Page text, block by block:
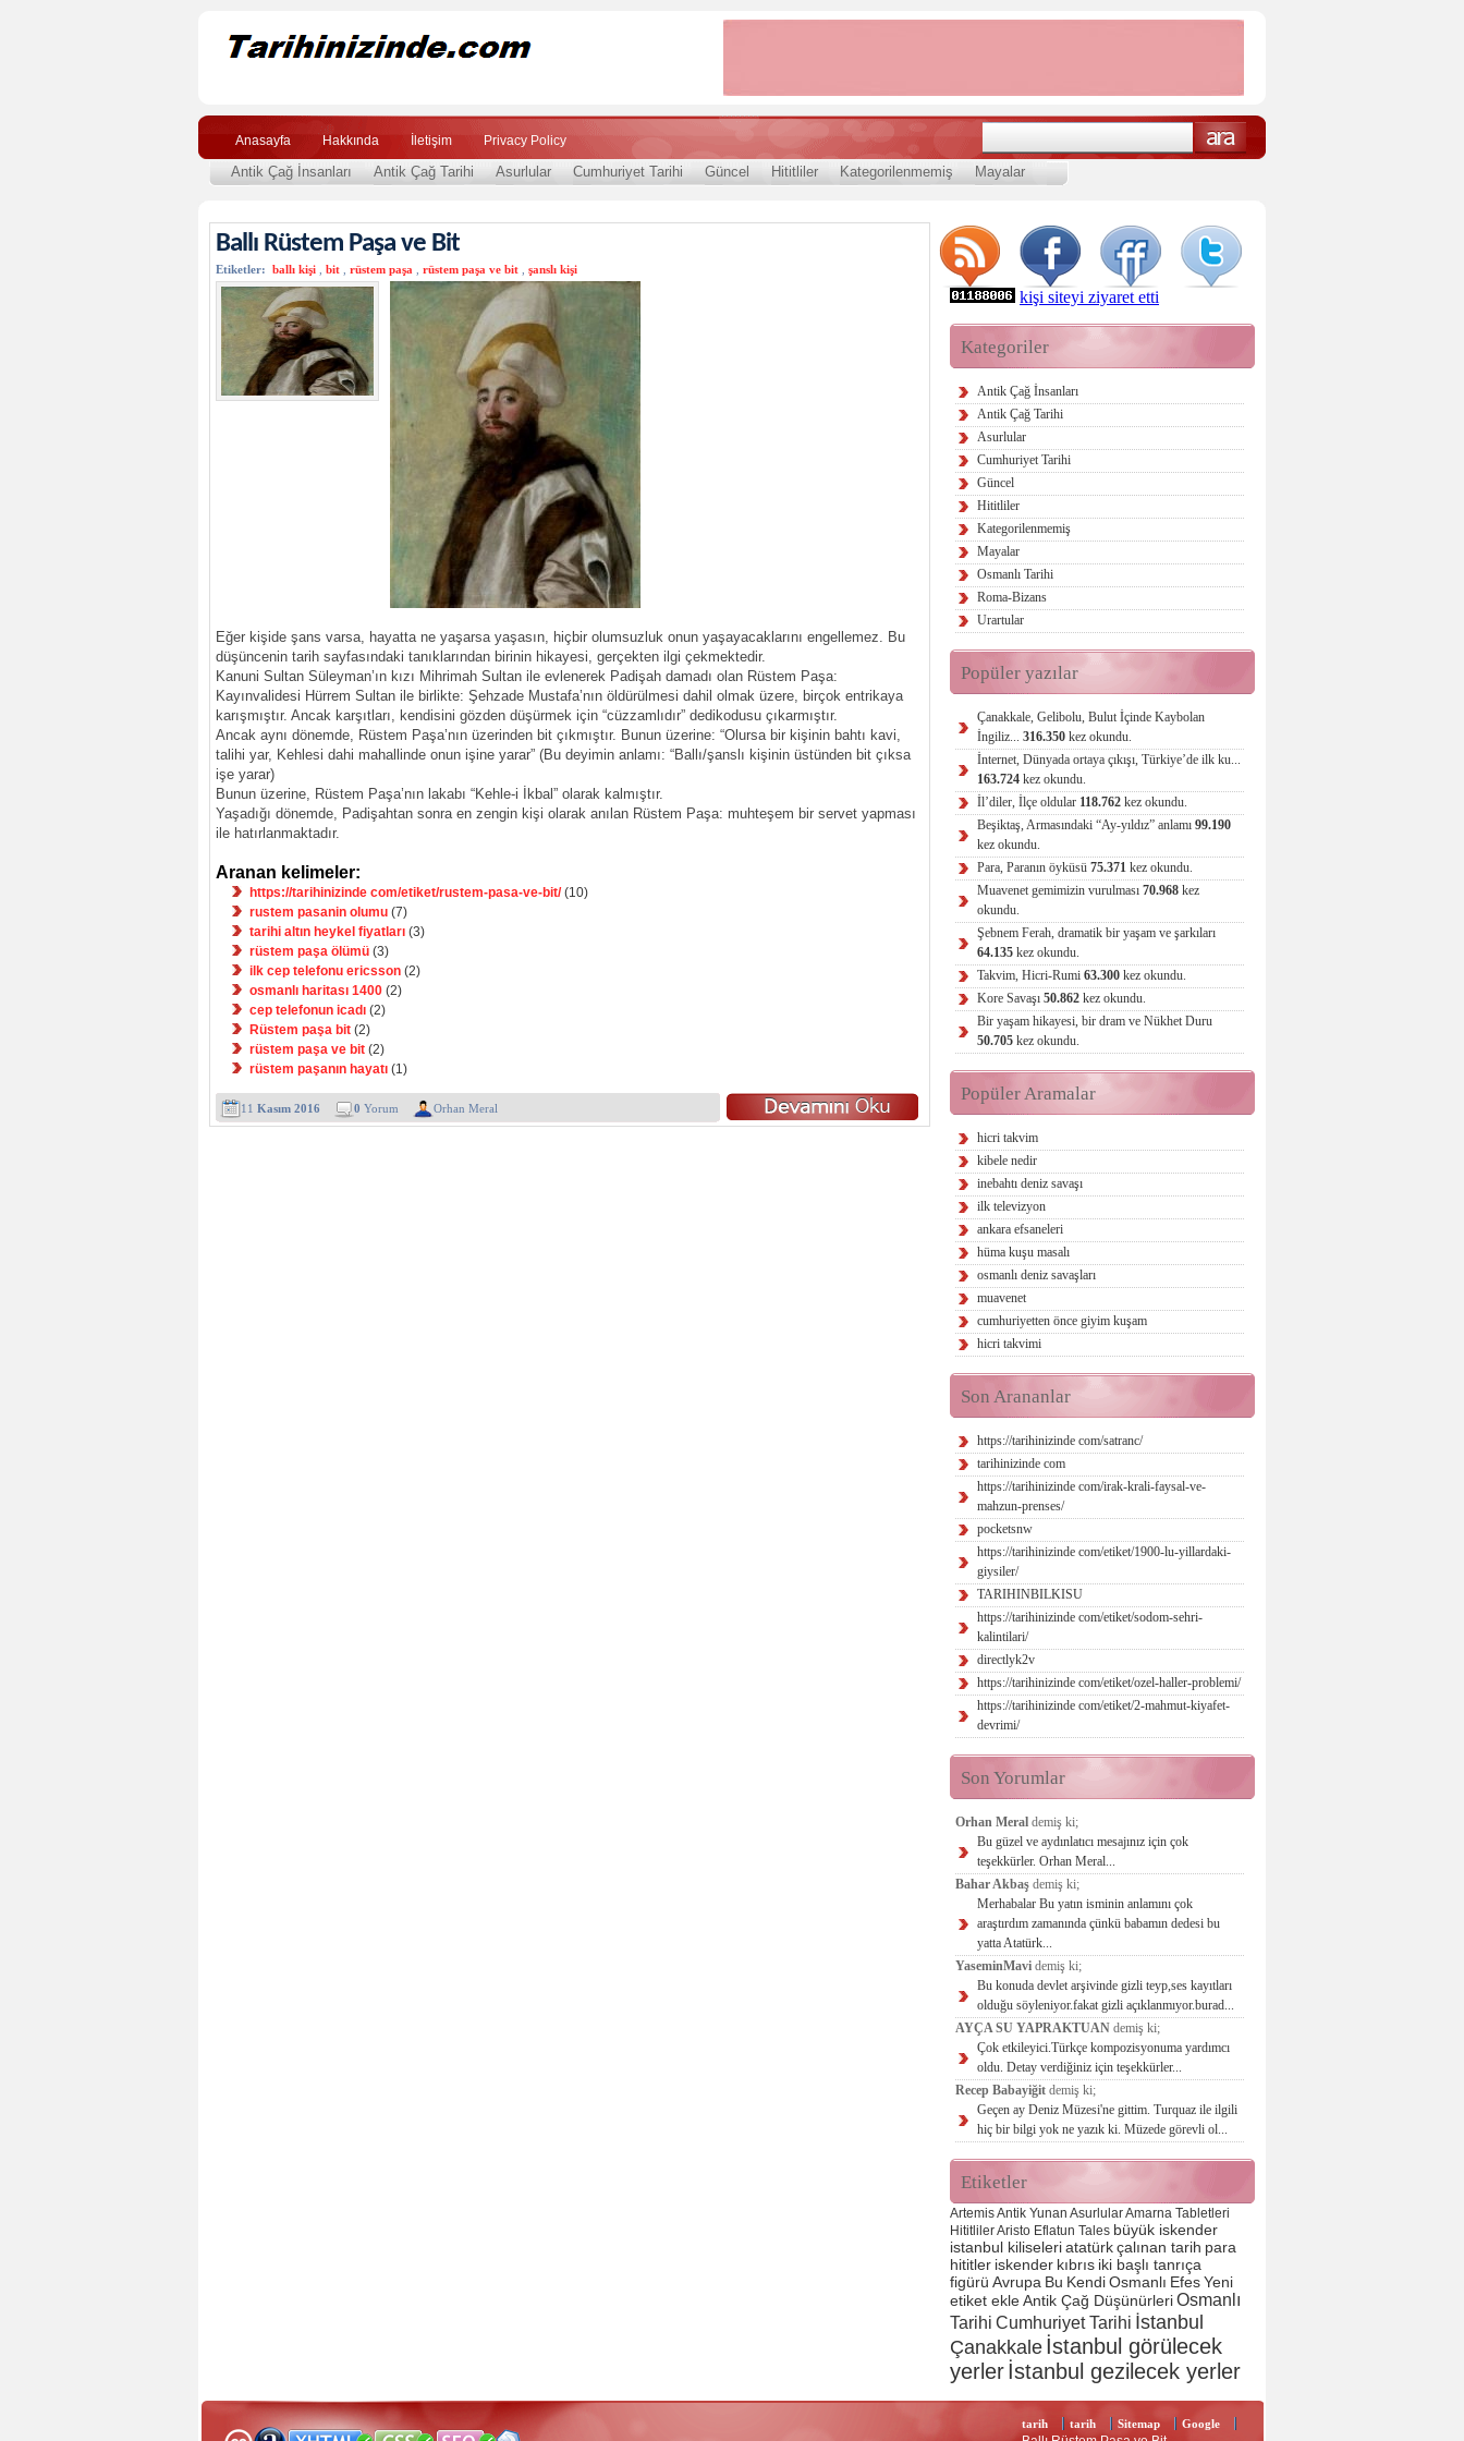
Anasayfa Hakkında İletişim Privacy Policy
Antik Çağ İnsanları Antik Çağ Tarihi Asurlular Cumhuriyet Tarihi Güncel Hititliler Kategorilenmemiş Mayalar
Ballı Rüstem Paşa ve Bit
Etiketler: ballı kişi bit rüstem paşa rüstem paşa ve bit şanslı kişi
Eğer kişide şans varsa, hayatta ne yaşarsa yaşasın, hiçbir olumsuzluk onun yaşayacaklarını engellemez. Bu
düşüncenin tarih sayfasındaki tanıklarından birinin hikayesi, gerçekten ilgi çekmektedir.
Kanuni Sultan Süleyman’ın kızı Mihrimah Sultan ile evlenerek Padişah damadı olan Rüstem Paşa:
Kayınvalidesi Hürrem Sultan ile birlikte: Şehzade Mustafa’nın öldürülmesi dahil olmak üzere, birçok entrikaya
karışmıştır. Ancak karşıtları, kendisini gözden düşürmek için “cüzzamlıdır” dedikodusu çıkarmıştır.
Ancak aynı dönemde, Rüstem Paşa’nın üzerinden bit çıkmıştır. Bunun üzerine: “Olursa bir kişinin bahtı kavi,
talihi yar, Kehlesi dahi mahallinde onun işine yarar” (Bu deyimin anlamı: “Ballı/şanslı kişinin üstünden bit çıksa
işe yarar)
Bunun üzerine, Rüstem Paşa’nın lakabı “Kehle-i İkbal” olarak kalmıştır.
Yaşadığı dönemde, Padişahtan sonra en zengin kişi olarak anılan Rüstem Paşa: muhteşem bir servet yapması
ile hatırlanmaktadır.
Aranan kelimeler:
https://tarihinizinde com/etiket/rustem-pasa-ve-bit/(10)
rustem pasanin olumu (7)
tarihi altın heykel fiyatları (3)
rüstem paşa ölümü (3)
ilk cep telefonu ericsson (2)
osmanlı haritası 1400 (2)
cep telefonun icadı (2)
Rüstem paşa bit (2)
rüstem paşa ve bit (2)
rüstem paşanın hayatı (1)
11 Kasım 2016 0 Yorum Orhan Meral
kişi siteyi ziyaret etti
Kategoriler
Antik Çağ İnsanları
Antik Çağ Tarihi
Asurlular
Cumhuriyet Tarihi
Güncel
Hititliler
Kategorilenmemiş
Mayalar
Osmanlı Tarihi
Roma-Bizans
Urartular
Popüler yazılar
Çanakkale, Gelibolu, Bulut İçinde Kaybolan
İngiliz... 316.350 kez okundu.
İnternet, Dünyada ortaya çıkışı, Türkiye’de ilk ku...
163.724 kez okundu.
İl’diler, İlçe oldular 118.762 kez okundu.
Beşiktaş, Armasındaki “Ay-yıldız” anlamı 99.190
kez okundu.
Para, Paranın öyküsü 75.371 kez okundu.
Muavenet gemimizin vurulması 70.968 kez
okundu.
Şebnem Ferah, dramatik bir yaşam ve şarkıları
64.135 kez okundu.
Takvim, Hicri-Rumi 63.300 kez okundu.
Kore Savaşı 50.862 kez okundu.
Bir yaşam hikayesi, bir dram ve Nükhet Duru
50.705 kez okundu.
Popüler Aramalar
hicri takvim
kibele nedir
inebahtı deniz savaşı
ilk televizyon
ankara efsaneleri
hüma kuşu masalı
osmanlı deniz savaşları
muavenet
cumhuriyetten önce giyim kuşam
hicri takvimi
Son Arananlar
https://tarihinizinde com/satranc/
tarihinizinde com
https://tarihinizinde com/irak-krali-faysal-ve-
mahzun-prenses/
pocketsnw
https://tarihinizinde com/etiket/1900-lu-yillardaki-
giysiler/
TARIHINBILKISU
https://tarihinizinde com/etiket/sodom-sehri-
kalintilari/
directlyk2v
https://tarihinizinde com/etiket/ozel-haller-problemi/
https://tarihinizinde com/etiket/2-mahmut-kiyafet-
devrimi/
Son Yorumlar
Orhan Meral demiş ki;
Bu güzel ve aydınlatıcı mesajınız için çok
teşekkürler. Orhan Meral...
Bahar Akbaş demiş ki;
Merhabalar Bu yatın isminin anlamını çok
araştırdım zamanında çünkü babamın dedesi bu
yatta Atatürk...
YaseminMavi demiş ki;
Bu konuda devlet arşivinde gizli teyp,ses kayıtları
olduğu söyleniyor.fakat gizli açıklanmıyor.burad...
AYÇA SU YAPRAKTUAN demiş ki;
Çok etkileyici.Türkçe kompozisyonuma yardımcı
oldu. Detay verdiğiniz için teşekkürler...
Recep Babayiğit demiş ki;
Geçen ay Deniz Müzesi'ne gittim. Turquaz ile ilgili
hiç bir bilgi yok ne yazık ki. Müzede görevli ol...
Etiketler
ArtemisAntik Yunan AsurlularAmarna Tabletleri
HititlilerAristo Eflatun Tales büyük iskender
istanbul kiliseleriatatürkçalınan tarih para
hititler iskender kıbrıs iki başlı tanrıça
figürü Avrupa Bu KendiOsmanlı EfesYeni
etiket ekleAntik Çağ DüşünürleriOsmanlı
Tarihi Cumhuriyet Tarihi İstanbul
Çanakkaleİstanbul görülecek
yerlerİstanbul gezilecek yerler
tarih tarih Sitemap Google